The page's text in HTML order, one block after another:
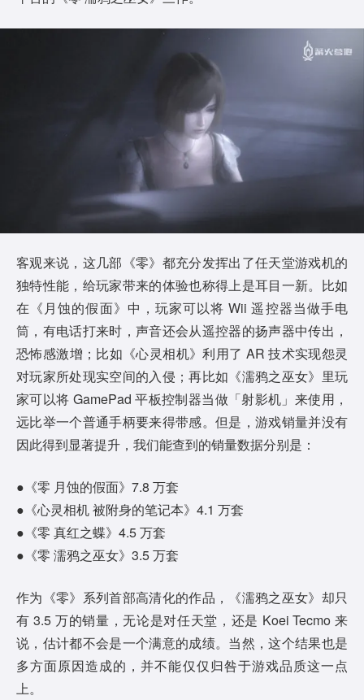
客观来说，这几部《零》都充分发挥出了任天堂游戏机的
独特性能，给玩家带来的体验也称得上是耳目一新。比如
在《月蚀的假面》中，玩家可以将 Wii 遥控器当做手电
筒，有电话打来时，声音还会从遥控器的扬声器中传出，
恐怖感激增；比如《心灵相机》利用了 AR 技术实现怨灵
对玩家所处现实空间的入侵；再比如《濡鸦之巫女》里玩
家可以将 GamePad 平板控制器当做「射影机」来使用，
远比举一个普通手柄要来得带感。但是，游戏销量并没有
因此得到显著提升，我们能查到的销量数据分别是：
●《零 月蚀的假面》7.8 万套
●《心灵相机 被附身的笔记本》4.1 万套
●《零 真红之蝶》4.5 万套
●《零 濡鸦之巫女》3.5 万套
作为《零》系列首部高清化的作品，《濡鸦之巫女》却只
有 3.5 万的销量，无论是对任天堂，还是 Koei Tecmo 来
说，估计都不会是一个满意的成绩。当然，这个结果也是
多方面原因造成的，并不能仅仅归咎于游戏品质这一点
上。